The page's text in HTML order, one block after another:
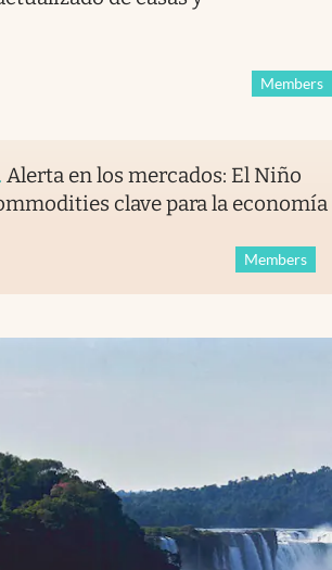
Members
. Alerta en los mercados: El Niño
clave para la economía
Members